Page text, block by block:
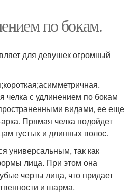
по бокам.
для девушек огромный
челка с удлинением по бокам
видами, ее еще
Прямая челка подойдет
густых и длинных волос.
универсальным, так как
лица. При этом она
черты лица, что придает
и шарма.